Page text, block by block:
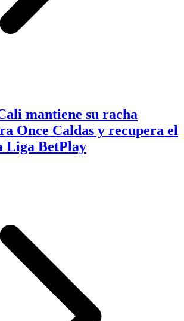
mantiene su racha
Once Caldas y recupera el
Liga BetPlay